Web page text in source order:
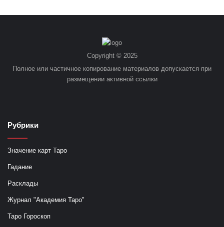
Copyright © 2025
Полное или частичное копирование материалов допускается при
размещении активной ссылки
Рубрики
Значение карт Таро
Гадание
Расклады
Журнал "Академия Таро"
Таро Гороскоп